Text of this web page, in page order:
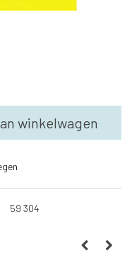
winkelwagen
59 304